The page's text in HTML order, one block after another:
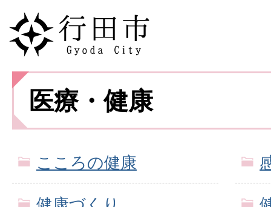
医療・健康
こころの健康